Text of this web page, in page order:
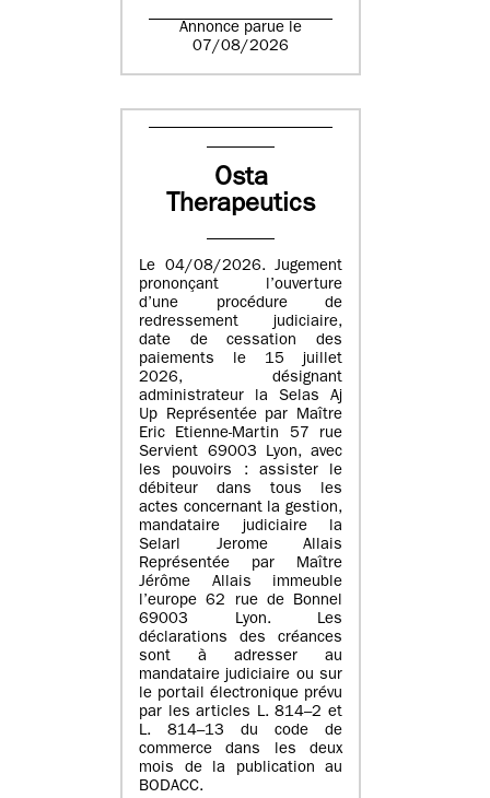
Annonce parue le
07/08/2026
Osta
Therapeutics
Le 04/08/2026. Jugement
prononçant l’ouverture
d’une procédure de
redressement judiciaire,
date de cessation des
paiements le 15 juillet
2026, désignant
administrateur la Selas Aj
Up Représentée par Maître
Eric Etienne-Martin 57 rue
Servient 69003 Lyon, avec
les pouvoirs : assister le
débiteur dans tous les
actes concernant la gestion,
mandataire judiciaire la
Selarl Jerome Allais
Représentée par Maître
Jérôme Allais immeuble
l’europe 62 rue de Bonnel
69003 Lyon. Les
déclarations des créances
sont à adresser au
mandataire judiciaire ou sur
le portail électronique prévu
par les articles L. 814–2 et
L. 814–13 du code de
commerce dans les deux
mois de la publication au
BODACC.